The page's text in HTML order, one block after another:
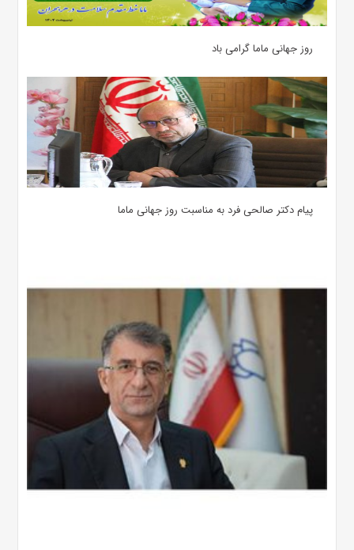
روز جهانی ماما گرامی باد
پیام دکتر صالحی فرد به مناسبت روز جهانی ماما